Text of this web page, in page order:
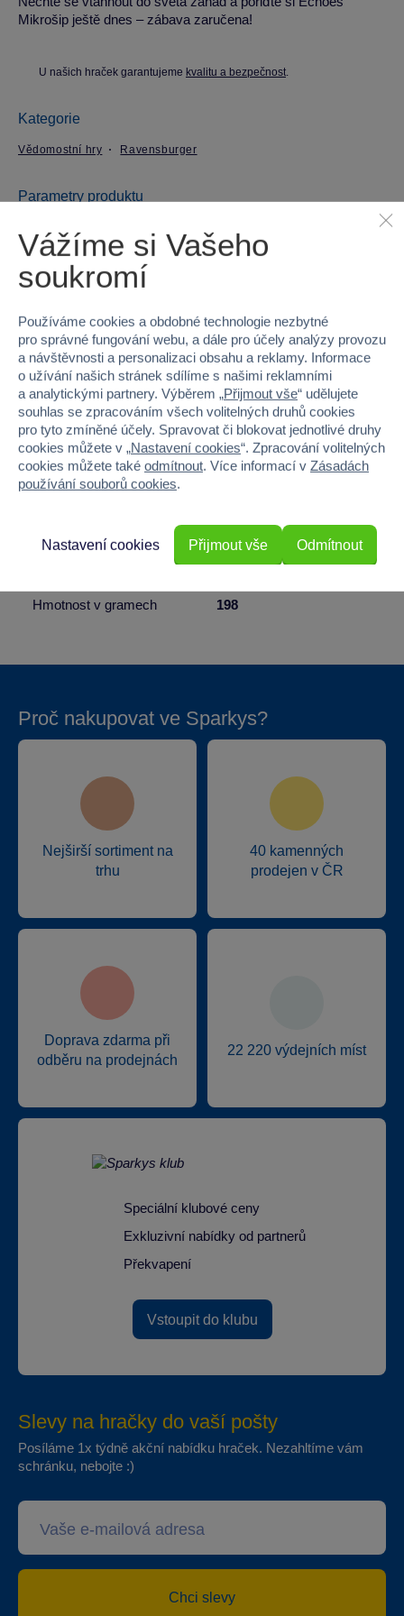
Mikrošip ještě dnes – zábava zaručena!
U našich hraček garantujeme kvalitu a bezpečnost.
Kategorie
Vědomostní hry Ravensburger
Parametry produktu
EAN 4005556209200
Kód produktu
Značka Ravensburger
Licence Echoes
Věk od 14
Pohlaví HOLKA, KLUK
Šířka
10.2
3.4
Hmotnost v gramech 198
Proč nakupovat ve Sparkys?
Nejširší sortiment na
trhu
40 kamenných
prodejen v ČR
Doprava zdarma při
odběru na prodejnách
22 220 výdejních míst
Speciální klubové ceny
Exkluzivní nabídky od partnerů
Překvapení
Vstoupit do klubu
Slevy na hračky do vaší pošty
Posíláme 1x týdně akční nabídku hraček. Nezahltíme vám
schránku, nebojte :)
Chci slevy
Vážíme si Vašeho
soukromí
Používáme cookies a obdobné technologie nezbytné
pro správné fungování webu, a dále pro účely analýzy provozu
a návštěvnosti a personalizaci obsahu a reklamy. Informace
o užívání našich stránek sdílíme s našimi reklamními
a analytickými partnery. Výběrem „Přijmout vše“ udělujete
souhlas se zpracováním všech volitelných druhů cookies
pro tyto zmíněné účely. Spravovat či blokovat jednotlivé druhy
cookies můžete v „Nastavení cookies“. Zpracování volitelných
cookies můžete také odmítnout. Více informací v Zásadách
používání souborů cookies.
Odmítnout
Nastavení cookies Přijmout vše